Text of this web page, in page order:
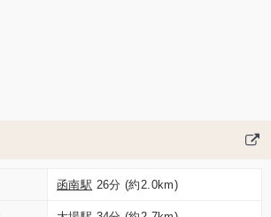
函南駅 26分 (約2.0km)